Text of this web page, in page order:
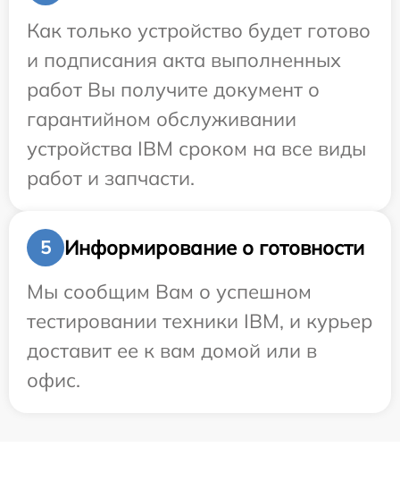
Как только устройство будет готово
и подписания акта выполненных
работ Вы получите документ о
гарантийном обслуживании
устройства IBM сроком на все виды
работ и запчасти.
5
Информирование о готовности
Мы сообщим Вам о успешном
тестировании техники IBM, и курьер
доставит ее к вам домой или в
офис.